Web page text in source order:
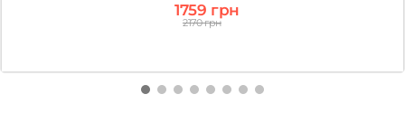
1759 грн
2170 грн